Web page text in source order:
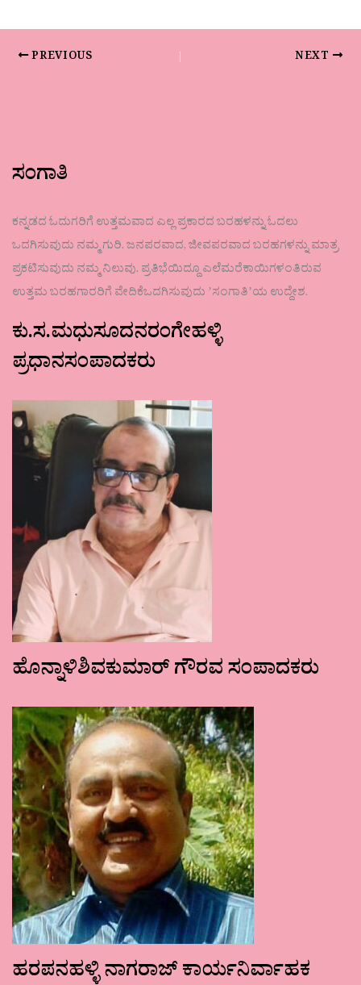
PREVIOUS NEXT
ಸಂಗಾತಿ
ಕನ್ನಡದ ಓದುಗರಿಗೆ ಉತ್ತಮವಾದ ಎಲ್ಲ ಪ್ರಕಾರದ ಬರಹಳನ್ನು ಓದಲು
ಒದಗಿಸುವುದು ನಮ್ಮ ಗುರಿ. ಜನಪರವಾದ, ಜೀವಪರವಾದ ಬರಹಗಳನ್ನು ಮಾತ್ರ
ಪ್ರಕಟಿಸುವುದು ನಮ್ಮ ನಿಲುವು. ಪ್ರತಿಭೆಯಿದ್ದೂ ಎಲೆಮರೆಕಾಯಿಗಳಂತಿರುವ
ಉತ್ತಮ ಬರಹಗಾರರಿಗೆ ವೇದಿಕೆಒದಗಿಸುವುದು ʼಸಂಗಾತಿʼಯ ಉದ್ದೇಶ.
ಕು.ಸ.ಮಧುಸೂದನರಂಗೇಹಳ್ಳಿ
ಪ್ರಧಾನಸಂಪಾದಕರು
ಹೊನ್ನಾಳಿಶಿವಕುಮಾರ್ ಗೌರವ ಸಂಪಾದಕರು
ಹರಪನಹಳ್ಳಿ ನಾಗರಾಜ್ ಕಾರ್ಯನಿರ್ವಾಹಕ